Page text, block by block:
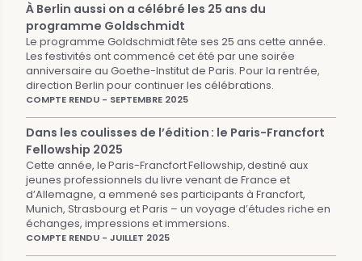
À Berlin aussi on a célébré les 25 ans du
programme Goldschmidt
Le programme Goldschmidt fête ses 25 ans cette année.
Les festivités ont commencé cet été par une soirée
anniversaire au Goethe-Institut de Paris. Pour la rentrée,
direction Berlin pour continuer les célébrations.
COMPTE RENDU - SEPTEMBRE 2025
Dans les coulisses de l’édition : le Paris-Francfort
Fellowship 2025
Cette année, le Paris-Francfort Fellowship, destiné aux
jeunes professionnels du livre venant de France et
d’Allemagne, a emmené ses participants à Francfort,
Munich, Strasbourg et Paris – un voyage d’études riche en
échanges, impressions et immersions.
COMPTE RENDU - JUILLET 2025